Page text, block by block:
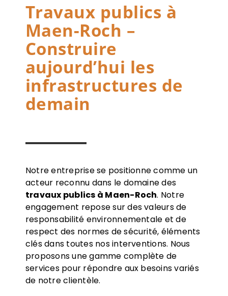
Travaux publics à
Maen-Roch –
Construire
aujourd’hui les
infrastructures de
demain
Notre entreprise se positionne comme un
acteur reconnu dans le domaine des
travaux publics à Maen-Roch. Notre
engagement repose sur des valeurs de
responsabilité environnementale et de
respect des normes de sécurité, éléments
clés dans toutes nos interventions. Nous
proposons une gamme complète de
services pour répondre aux besoins variés
de notre clientèle.